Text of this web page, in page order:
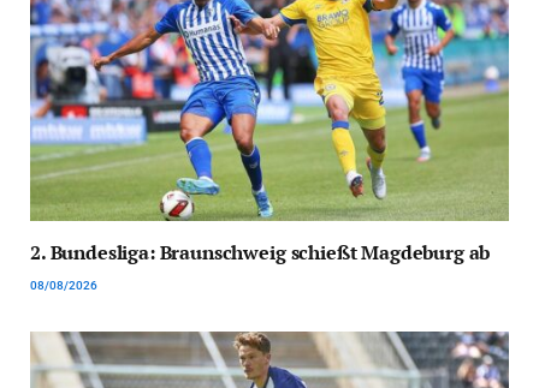
2. Bundesliga: Braunschweig schießt Magdeburg ab
08/08/2026